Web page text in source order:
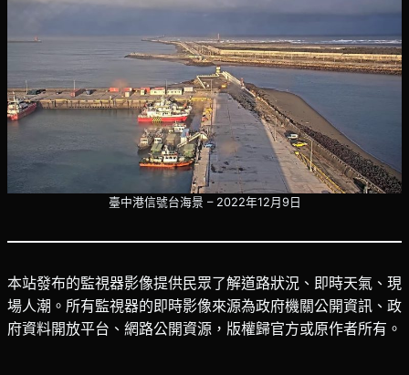
臺中港信號台海景 – 2022年12月9日
本站發布的監視器影像提供民眾了解道路狀況、即時天氣、現
場人潮。所有監視器的即時影像來源為政府機關公開資訊、政
府資料開放平台、網路公開資源，版權歸官方或原作者所有。